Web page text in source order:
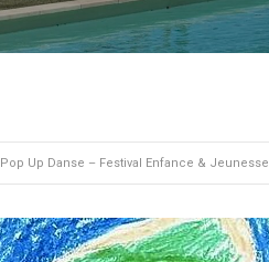
Pop Up Danse – Festival Enfance & Jeunesse